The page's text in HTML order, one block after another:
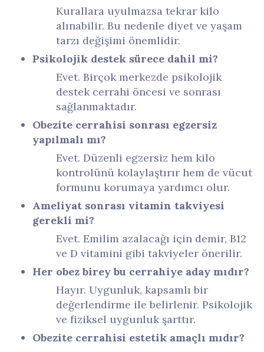
Kurallara uyulmazsa tekrar kilo
alınabilir. Bu nedenle diyet ve yaşam
tarzı değişimi önemlidir.
Psikolojik destek sürece dahil mi?
Evet. Birçok merkezde psikolojik
destek cerrahi öncesi ve sonrası
sağlanmaktadır.
Obezite cerrahisi sonrası egzersiz
yapılmalı mı?
Evet. Düzenli egzersiz hem kilo
kontrolünü kolaylaştırır hem de vücut
formunu korumaya yardımcı olur.
Ameliyat sonrası vitamin takviyesi
gerekli mi?
Evet. Emilim azalacağı için demir, B12
ve D vitamini gibi takviyeler önerilir.
Her obez birey bu cerrahiye aday mıdır?
Hayır. Uygunluk, kapsamlı bir
değerlendirme ile belirlenir. Psikolojik
ve fiziksel uygunluk şarttır.
Obezite cerrahisi estetik amaçlı mıdır?